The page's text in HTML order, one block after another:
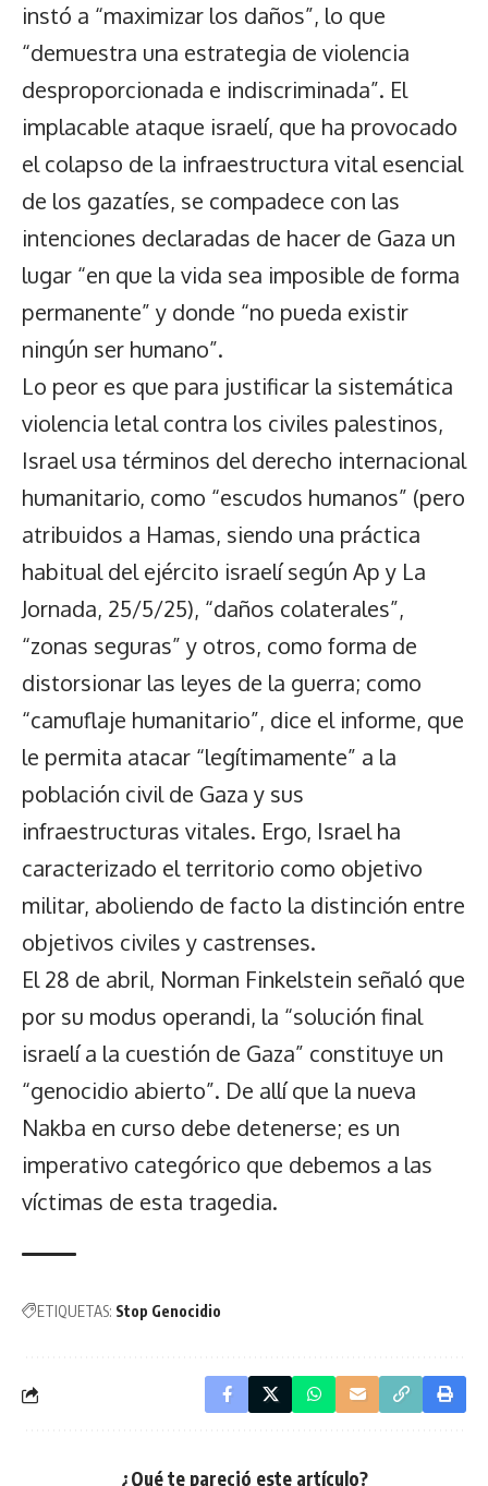
instó a “maximizar los daños”, lo que
“demuestra una estrategia de violencia
desproporcionada e indiscriminada”. El
implacable ataque israelí, que ha provocado
el colapso de la infraestructura vital esencial
de los gazatíes, se compadece con las
intenciones declaradas de hacer de Gaza un
lugar “en que la vida sea imposible de forma
permanente” y donde “no pueda existir
ningún ser humano”.
Lo peor es que para justificar la sistemática
violencia letal contra los civiles palestinos,
Israel usa términos del derecho internacional
humanitario, como “escudos humanos” (pero
atribuidos a Hamas, siendo una práctica
habitual del ejército israelí según Ap y La
Jornada, 25/5/25), “daños colaterales”,
“zonas seguras” y otros, como forma de
distorsionar las leyes de la guerra; como
“camuflaje humanitario”, dice el informe, que
le permita atacar “legítimamente” a la
población civil de Gaza y sus
infraestructuras vitales. Ergo, Israel ha
caracterizado el territorio como objetivo
militar, aboliendo de facto la distinción entre
objetivos civiles y castrenses.
El 28 de abril, Norman Finkelstein señaló que
por su modus operandi, la “solución final
israelí a la cuestión de Gaza” constituye un
“genocidio abierto”. De allí que la nueva
Nakba en curso debe detenerse; es un
imperativo categórico que debemos a las
víctimas de esta tragedia.
ETIQUETAS: Stop Genocidio
¿Qué te pareció este artículo?